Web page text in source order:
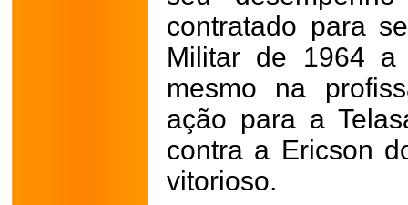
contratado para
Militar de 1964 a
mesmo na
ação para a
contra a Ericson
vitorioso.